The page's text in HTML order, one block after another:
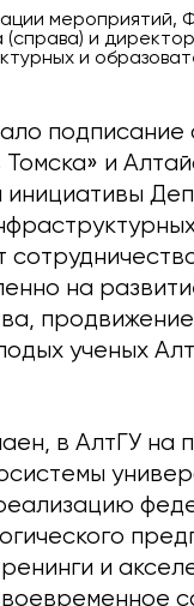
мероприятий,
(справа) и
и
подписание
и
на
ученых
в АлтГУ на
и